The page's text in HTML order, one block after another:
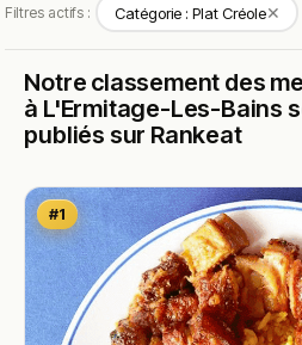
Filtres actifs : Catégorie : Plat Créole✕
Notre classement des
à L'Ermitage-Les-Bains
publiés sur Rankeat
#1